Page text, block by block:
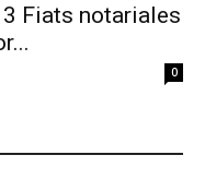
Fiats notariales
0